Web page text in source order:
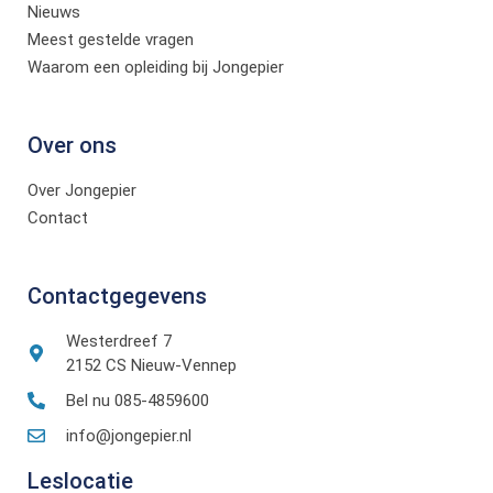
Nieuws
Meest gestelde vragen
Waarom een opleiding bij Jongepier
Over ons
Over Jongepier
Contact
Contactgegevens
Westerdreef 7
2152 CS Nieuw-Vennep
Bel nu 085-4859600
info@jongepier.nl
Leslocatie